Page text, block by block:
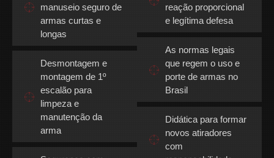
manuseio seguro de
armas curtas e
longas
Desmontagem e
montagem de 1º
escalão para
limpeza e
manutenção da
arma
reação proporcional
e legítima defesa
As normas legais
que regem o uso e
porte de armas no
Brasil
Didática para formar
novos atiradores
com